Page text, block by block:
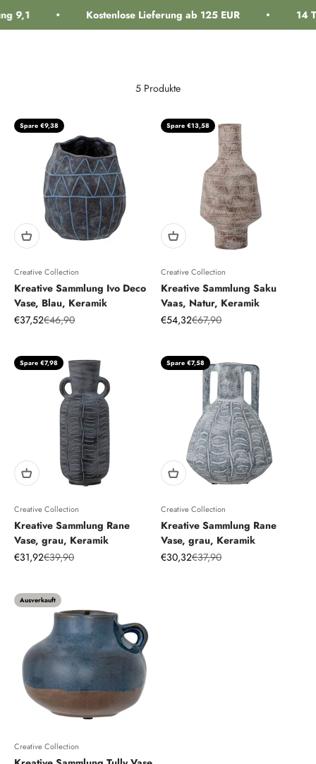
9,1 Kostenlose Lieferung ab 125 EUR 14
5 Produkte
Spare €9,38
Creative Collection
Kreative Sammlung Ivo Deco
Vase, Blau, Keramik
Angebot
€37,52Regulärer Preis
€46,90
Spare €13,58
Creative Collection
Kreative Sammlung Saku
Vaas, Natur, Keramik
Angebot
€54,32Regulärer Preis
€67,90
Spare €7,98
Creative Collection
Kreative Sammlung Rane
Vase, grau, Keramik
Angebot
€31,92Regulärer Preis
€39,90
Spare €7,58
Creative Collection
Kreative Sammlung Rane
Vase, grau, Keramik
Angebot
€30,32Regulärer Preis
€37,90
Ausverkauft
Creative Collection